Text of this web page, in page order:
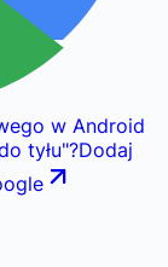
w Android
tyłu"?Dodaj